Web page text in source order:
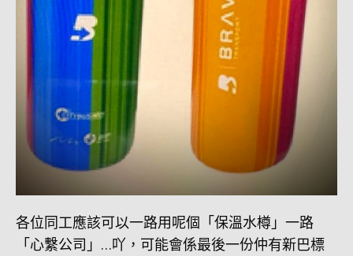
各位同工應該可以一路用呢個「保溫水樽」一路
「心繫公司」…吖，可能會係最後一份仲有新巴標